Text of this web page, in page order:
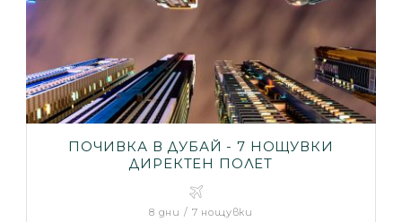
ПОЧИВКА В ДУБАЙ - 7 НОЩУВКИ
ДИРЕКТЕН ПОЛЕТ
8 дни / 7 нощувки